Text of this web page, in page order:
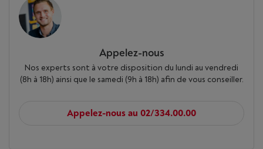
Appelez-nous
Nos experts sont à votre disposition du lundi au vendredi
(8h à 18h) ainsi que le samedi (9h à 18h) afin de vous conseiller.
Appelez-nous au 02/334.00.00